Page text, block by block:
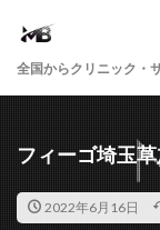
全国からクリニック・
フィーゴ埼玉
2022年6月16日